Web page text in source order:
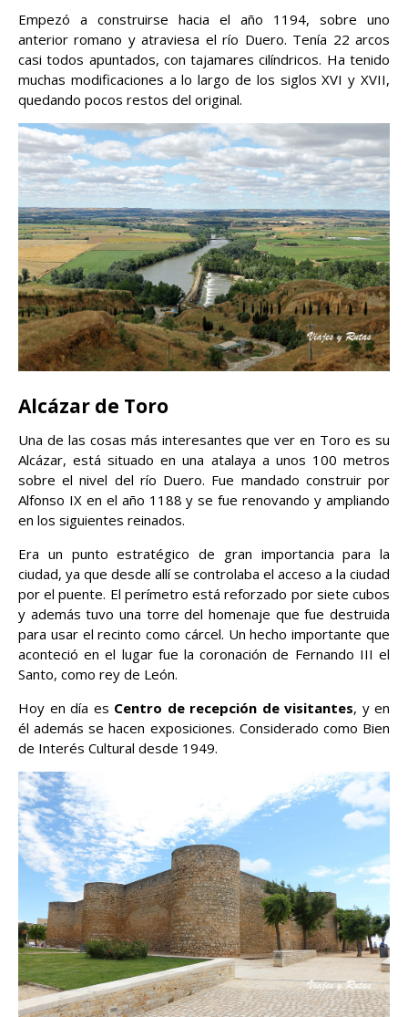
Empezó a construirse hacia el año 1194, sobre uno
anterior romano y atraviesa el río Duero. Tenía 22 arcos
casi todos apuntados, con tajamares cilíndricos. Ha tenido
muchas modificaciones a lo largo de los siglos XVI y XVII,
quedando pocos restos del original.
Alcázar de Toro
Una de las cosas más interesantes que ver en Toro es su
Alcázar, está situado en una atalaya a unos 100 metros
sobre el nivel del río Duero. Fue mandado construir por
Alfonso IX en el año 1188 y se fue renovando y ampliando
en los siguientes reinados.
Era un punto estratégico de gran importancia para la
ciudad, ya que desde allí se controlaba el acceso a la ciudad
por el puente. El perímetro está reforzado por siete cubos
y además tuvo una torre del homenaje que fue destruida
para usar el recinto como cárcel. Un hecho importante que
aconteció en el lugar fue la coronación de Fernando III el
Santo, como rey de León.
Hoy en día es Centro de recepción de visitantes, y en
él además se hacen exposiciones. Considerado como Bien
de Interés Cultural desde 1949.